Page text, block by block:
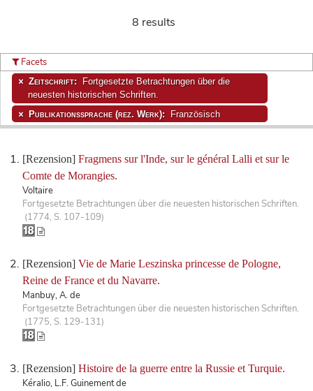
8 results
[Rezension] Fragmens sur l'Inde, sur le général Lalli et sur le
Comte de Morangies.
Voltaire
Fortgesetzte Betrachtungen über die neuesten historischen Schriften.
(1774, S. 107-109)
[Rezension] Vie de Marie Leszinska princesse de Pologne,
Reine de France et du Navarre.
Manbuy, A. de
Fortgesetzte Betrachtungen über die neuesten historischen Schriften.
(1775, S. 129-131)
[Rezension] Histoire de la guerre entre la Russie et Turquie.
Kéralio, L.F. Guinement de
Facets
Zeitschrift:
Fortgesetzte Betrachtungen über die
neuesten historischen Schriften.
Publikationssprache (rez. Werk): Französisch